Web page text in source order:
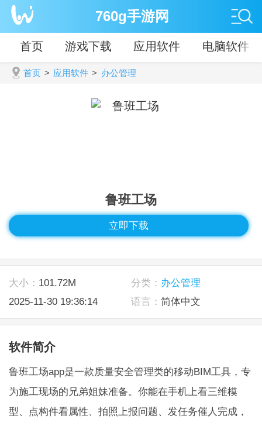
760g手游网
首页 游戏下载 应用软件 电脑软件
首页 > 应用软件 > 办公管理
鲁班工场
立即下载
大小： 101.72M 分类： 办公管理
2025-11-30 19:36:14
语言： 简体中文
软件简介
鲁班工场app是一款质量安全管理类的移动BIM工具，专
为施工现场的兄弟姐妹准备。你能在手机上看三维模
型、点构件看属性、拍照上报问题、发任务催人完成，